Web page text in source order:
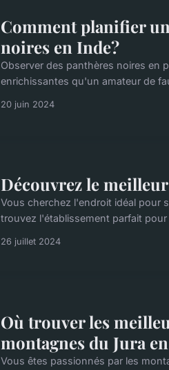
Comment planifier
noires en Inde?
Observer des panthères noires en
enrichissantes qu'un amateur de
20 juin 2024
Découvrez le
Vous cherchez l'endroit idéal pour
trouvez l'établissement parfait
26 juillet 2024
Où trouver les
montagnes du Jura
Vous êtes passionnés par les